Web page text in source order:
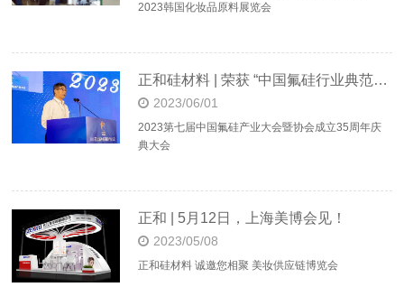
2023韩国化妆品原料展览会
正和硅材料 | 荣获 “中国氟硅行业典范企业”
2023/06/01
2023第七届中国氟硅产业大会暨协会成立35周年庆
典大会
正和 | 5月12日，上海美博会见！
2023/05/08
正和硅材料 诚邀您相聚 美妆供应链博览会